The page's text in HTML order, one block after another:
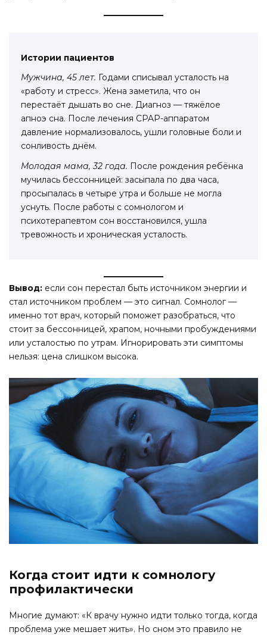
Истории пациентов
Мужчина, 45 лет. Годами списывал усталость на
«работу и стресс». Жена заметила, что он
перестаёт дышать во сне. Диагноз — тяжёлое
апноэ сна. После лечения CPAP-аппаратом
давление нормализовалось, ушли головные боли и
сонливость днём.
Молодая мама, 32 года. После рождения ребёнка
мучилась бессонницей: засыпала по два часа,
просыпалась в четыре утра и больше не могла
уснуть. После работы с сомнологом и
психотерапевтом сон восстановился, ушла
тревожность и хроническая усталость.
Вывод: если сон перестал быть источником энергии и
стал источником проблем — это сигнал. Сомнолог —
именно тот врач, который поможет разобраться, что
стоит за бессонницей, храпом, ночными пробуждениями
или усталостью по утрам. Игнорировать эти симптомы
нельзя: цена слишком высока.
Когда стоит идти к сомнологу
профилактически
Многие думают: «К врачу нужно идти только тогда, когда
проблема уже мешает жить». Но сном это правило не